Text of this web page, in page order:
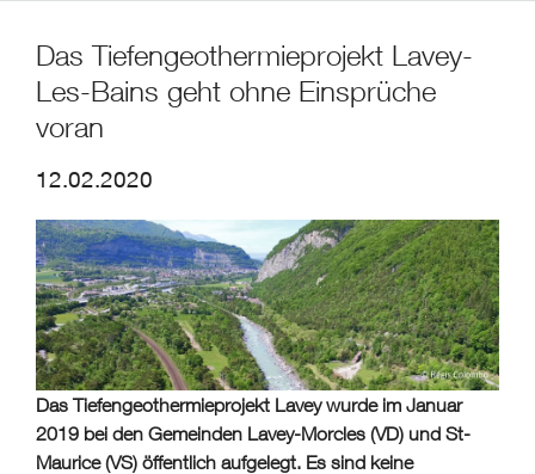
Das Tiefengeothermieprojekt Lavey-
Les-Bains geht ohne Einsprüche
voran
12.02.2020
Das Tiefengeothermieprojekt Lavey wurde im Januar
2019 bei den Gemeinden Lavey-Morcles (VD) und St-
Maurice (VS) öffentlich aufgelegt. Es sind keine